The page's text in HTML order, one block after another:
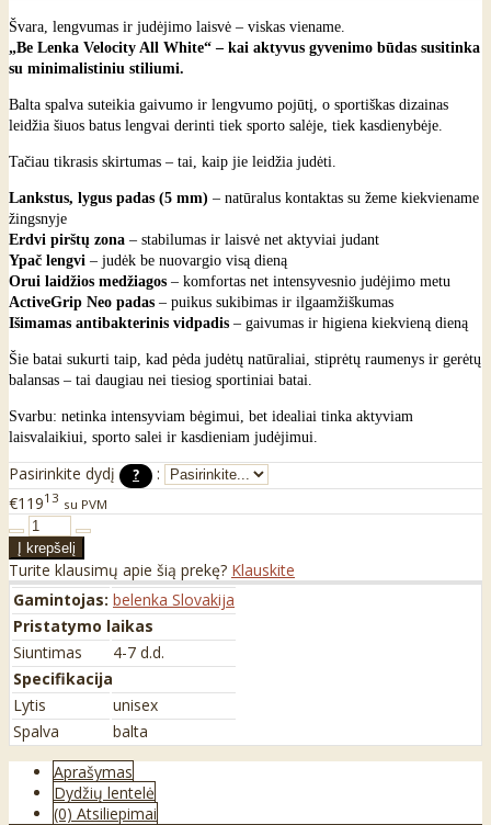
Švara, lengvumas ir judėjimo laisvė – viskas viename.
„Be Lenka Velocity All White“ – kai aktyvus gyvenimo būdas susitinka
su minimalistiniu stiliumi.
Balta spalva suteikia gaivumo ir lengvumo pojūtį, o sportiškas dizainas
leidžia šiuos batus lengvai derinti tiek sporto salėje, tiek kasdienybėje.
Tačiau tikrasis skirtumas – tai, kaip jie leidžia judėti.
Lankstus, lygus padas (5 mm) – natūralus kontaktas su žeme kiekviename
žingsnyje
Erdvi pirštų zona – stabilumas ir laisvė net aktyviai judant
Ypač lengvi – judėk be nuovargio visą dieną
Orui laidžios medžiagos – komfortas net intensyvesnio judėjimo metu
ActiveGrip Neo padas – puikus sukibimas ir ilgaamžiškumas
Išimamas antibakterinis vidpadis – gaivumas ir higiena kiekvieną dieną
Šie batai sukurti taip, kad pėda judėtų natūraliai, stiprėtų raumenys ir gerėtų
balansas – tai daugiau nei tiesiog sportiniai batai.
Svarbu: netinka intensyviam bėgimui, bet idealiai tinka aktyviam
laisvalaikiui, sporto salei ir kasdieniam judėjimui.
Pasirinkite dydį ?
:
€11913 su PVM
Turite klausimų apie šią prekę? Klauskite
Gamintojas: belenka Slovakija
Pristatymo laikas
Siuntimas
4-7 d.d.
Specifikacija
Lytis
unisex
Spalva
balta
Aprašymas
Dydžių lentelė
(0) Atsiliepimai